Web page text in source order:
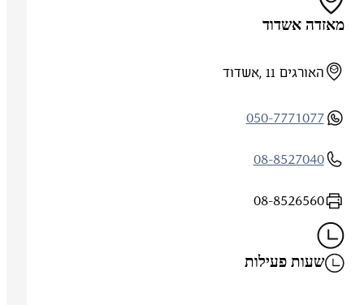
מאזדה אשדוד
האורגים 11 ,אשדוד
050-7771077
08-8527040
08-8526560
שעות פעילות